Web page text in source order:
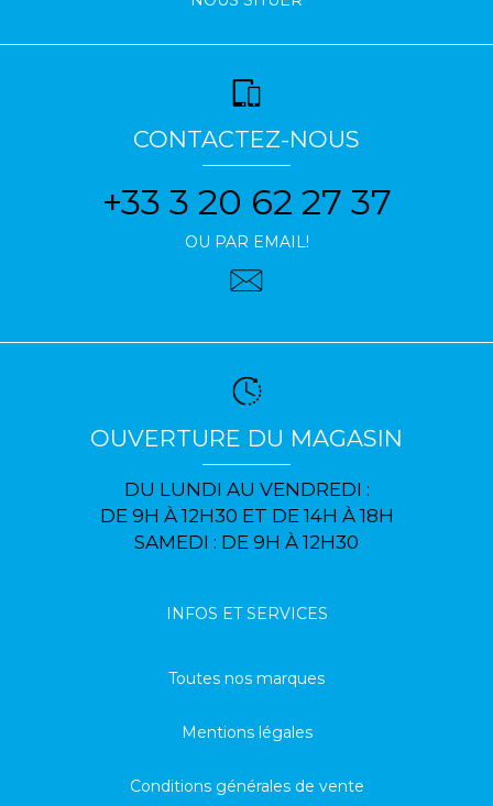
CONTACTEZ-NOUS
+33 3 20 62 27 37
OU PAR EMAIL!
OUVERTURE DU MAGASIN
DU LUNDI AU VENDREDI :
DE 9H À 12H30 ET DE 14H À 18H
SAMEDI : DE 9H À 12H30
INFOS ET SERVICES
Toutes nos marques
Mentions légales
Conditions générales de vente